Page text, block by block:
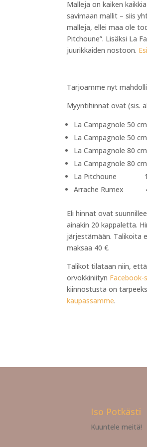
Malleja on kaiken
savimaan mallit – siis
malleja, ellei maa ole
Pitchoune”. Lisäksi La
juurikkaiden nostoon.
Tarjoamme nyt
Myyntihinnat ovat (sis.
La Campagnole 50
La Campagnole 50
La Campagnole 80
La Campagnole 80
La Pitchoune
Arrache Rumex
Eli hinnat ovat
ainakin 20 kappaletta.
järjestämään. Talikoita
maksaa 40 €.
Talikot tilataan niin,
orvokkiniityn Facebook-
kiinnostusta on
kaupassamme.
Iso Potkästi
Kuuntele meitä!